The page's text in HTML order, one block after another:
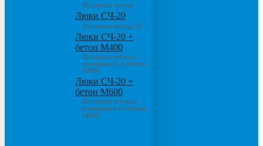
Из серого чугуна
Люки СЧ-20
Из серого чугуна 20
Люки СЧ-20 +
бетон М400
Из серого чугуна с
основанием из бетона
М400
Люки СЧ-20 +
бетон М600
Из серого чугуна с
основанием из бетона
М600